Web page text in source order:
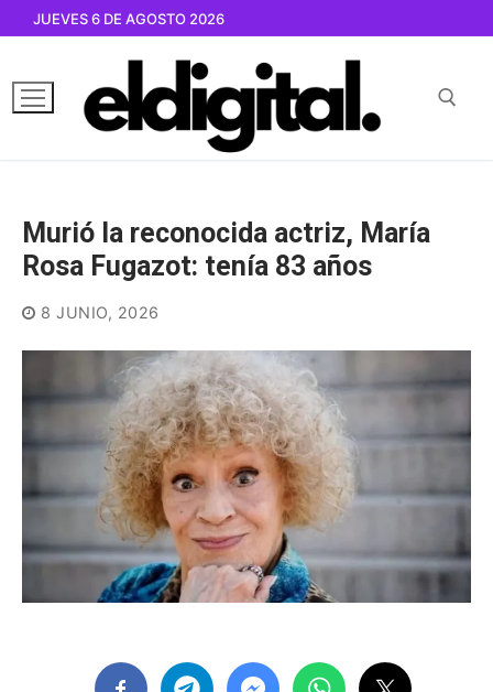
contenido
JUEVES 6 DE AGOSTO 2026
Murió la reconocida actriz, María
Rosa Fugazot: tenía 83 años
8 JUNIO, 2026